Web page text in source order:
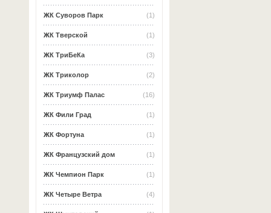
(1)
ЖК Суворов Парк
(1)
ЖК Тверской
(3)
ЖК ТриБеКа
(2)
ЖК Триколор
(16)
ЖК Триумф Палас
(1)
ЖК Фили Град
(1)
ЖК Фортуна
(1)
ЖК Французский дом
(1)
ЖК Чемпион Парк
(4)
ЖК Четыре Ветра